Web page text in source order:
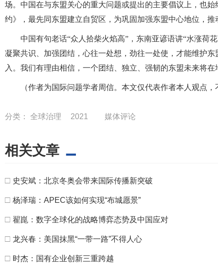
场。中国在与东盟关心的重大问题或提出的主要倡议上，也
约》，最先同东盟建立自贸区，为巩固加强东盟中心地位，
中国有句老话“众人拾柴火焰高”，东南亚谚语讲“水涨荷
凝聚共识、加强团结，心往一处想，劲往一处使，才能维护
入。我们有理由相信，一个团结、独立、强韧的东盟未来将
（作者为国际问题学者周信。本文仅代表作者本人观点
分类： 全球治理 2021 媒体评论
相关文章
□ 史安斌：北京冬奥会带来国际传播新突破
□ 杨泽瑞：APEC该如何实现“布城愿景”
□ 翟崑：数字全球化的战略博弈态势及中国应对
□ 龙兴春：美国抹黑“一带一路”不得人心
□ 时杰：国有企业创新三重跨越